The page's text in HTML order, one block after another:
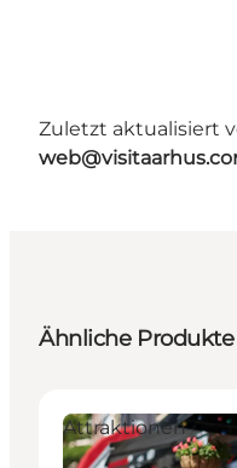
Zuletzt aktualisiert
Ähnliche Produkte
Attraktionen